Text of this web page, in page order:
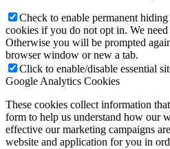
Check to enable permanent
cookies if you do not opt in. We
Otherwise you will be prompted
browser window or new a tab.
Click to enable/disable essential
Google Analytics Cookies
These cookies collect information
form to help us understand how our
effective our marketing campaigns
website and application for you in